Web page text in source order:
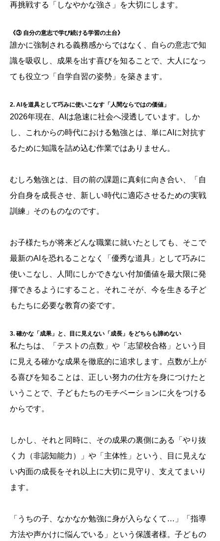
再挑戦する「しなやかな強さ」を大切にします。
《③ 自分の意志で学び続ける学習の土台》
誰かに強制される義務感からではなく、自らの意志で知
識を吸収し、成果を出す喜びを知ることで、大人になっ
ても役立つ「自学自習の姿勢」を築きます。
2. AIを道具として巧みに使いこなす「人間ならではの価値」
2026年現在、AIは急速に社会へ浸透しています。しか
し、これからの時代における勉強とは、単にAIに対抗す
るために知識を詰め込む作業ではありません。
むしろ勉強とは、目の前の課題に真剣に向き合い、「自
分自身を成長させ、新しい時代に適応させるための実戦
訓練」そのものなのです。
お子様たちが将来どんな職業に就いたとしても、そこで
最新のAIを恐れることなく「優秀な道具」として巧みに
使いこなし、人間にしかできない付加価値を最大限に発
揮できるようにすること。それこそが、今を生きる子ど
もたちに必要な教育の姿です。
3. 確かな「成果」と、目に見えない「成長」をどちらも諦めない
私たちは、「テストの点数」や「志望校合格」という目
に見える確かな成果を徹底的に追求します。点数が上が
る喜びを知ることは、正しい努力の仕方を身につけたと
いうことで、子どもたちのモチベーションに火をつける
からです。
しかし、それと同時に、その成果の裏側にある「やり抜
く力（非認知能力）」や「主体性」という、目に見えな
い内面の成長をそれ以上に大切に見守り、支えてまいり
ます。
「うちの子、なかなか勉強に身が入らなくて…」「指導
方法や声かけに悩んでいる」という保護者様。子どもの